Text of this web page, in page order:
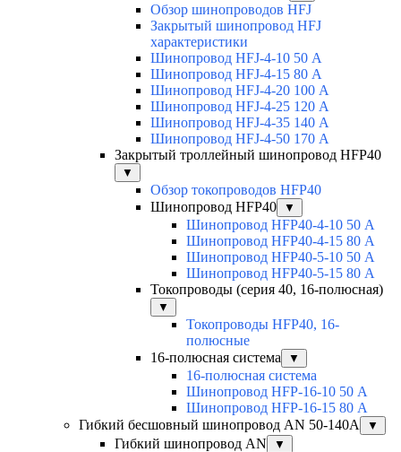
Обзор шинопроводов HFJ
Закрытый шинопровод HFJ
характеристики
Шинопровод HFJ-4-10 50 А
Шинопровод HFJ-4-15 80 А
Шинопровод HFJ-4-20 100 А
Шинопровод HFJ-4-25 120 А
Шинопровод HFJ-4-35 140 А
Шинопровод HFJ-4-50 170 А
Закрытый троллейный шинопровод HFP40
▼
Обзор токопроводов HFP40
Шинопровод HFP40
▼
Шинопровод HFP40-4-10 50 А
Шинопровод HFP40-4-15 80 А
Шинопровод HFP40-5-10 50 А
Шинопровод HFP40-5-15 80 А
Токопроводы (серия 40, 16-полюсная)
▼
Токопроводы HFP40, 16-
полюсные
16-полюсная система
▼
16-полюсная система
Шинопровод HFP-16-10 50 А
Шинопровод HFP-16-15 80 А
Гибкий бесшовный шинопровод AN 50-140А
▼
Гибкий шинопровод AN ▼